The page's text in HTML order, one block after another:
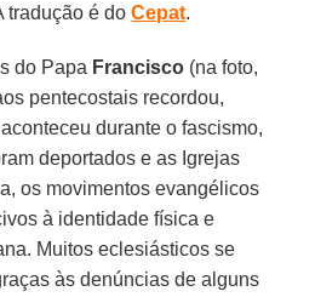
tradução é doCepat.
do Papa Francisco (na foto,
pentecostais recordou,
durante o fascismo,
deportados e as Igrejas
os movimentos evangélicos
à identidade física e
Muitos eclesiásticos se
às denúncias de alguns